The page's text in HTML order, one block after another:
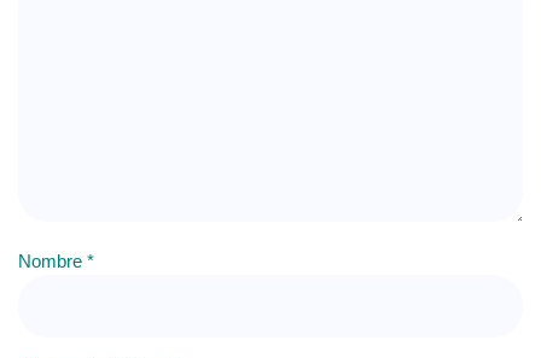
Nombre *